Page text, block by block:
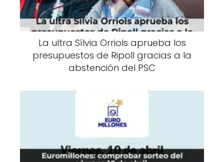
La ultra Sílvia Orriols aprueba los
presupuestos de Ripoll gracias a la
abstención del PSC